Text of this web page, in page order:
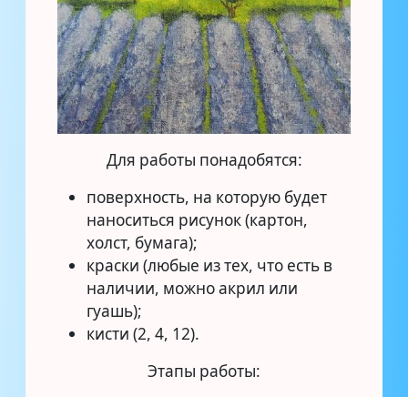
Для работы понадобятся:
поверхность, на которую будет
наноситься рисунок (картон,
холст, бумага);
краски (любые из тех, что есть в
наличии, можно акрил или
гуашь);
кисти (2, 4, 12).
Этапы работы: